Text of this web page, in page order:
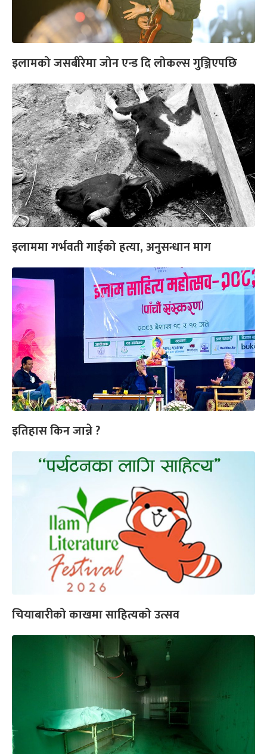
इलामको जसबीरेमा जोन एन्ड दि लोकल्स गुञ्जिएपछि
इलाममा गर्भवती गाईको हत्या, अनुसन्धान माग
इतिहास किन जान्ने ?
चियाबारीको काखमा साहित्यको उत्सव